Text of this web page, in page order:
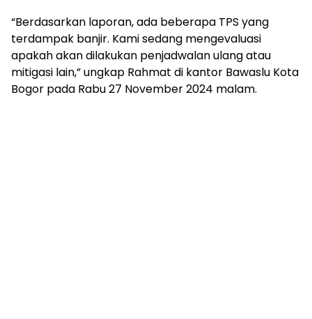
“Berdasarkan laporan, ada beberapa TPS yang
terdampak banjir. Kami sedang mengevaluasi
apakah akan dilakukan penjadwalan ulang atau
mitigasi lain,” ungkap Rahmat di kantor Bawaslu Kota
Bogor pada Rabu 27 November 2024 malam.